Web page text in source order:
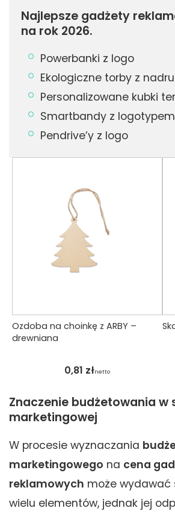
Najlepsze gadżety
na rok 2026.
Powerbanki z logo
Ekologiczne torby z
Personalizowane kubki
Smartbandy z logotypem
Pendrive’y z logo
Ozdoba na choinkę z ARBY –
drewniana
0,81 złnetto
Znaczenie budżetowania w
marketingowej
W procesie wyznaczania
marketingowego na cena
reklamowych może wydawać
wielu elementów, jednak jej